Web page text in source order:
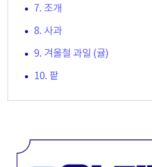
7. 조개
8. 사과
9. 겨울철 과일 (귤)
10. 팥